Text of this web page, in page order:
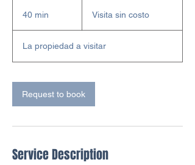
40 min
i
n
costoVisita sin costo
La propiedad a visitar
Request to book
Service Description